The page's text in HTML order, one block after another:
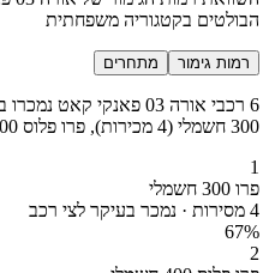
הבולטים בקטגוריה משפחתית
רמות גימור מתחרים
300 חשמלי (4 מכירות), פרו פלוס 400 חשמלי (2 מכירות).
1
פרו 300 חשמלי
4 מסירות · נמכר בעיקר לצי רכב
67%
2